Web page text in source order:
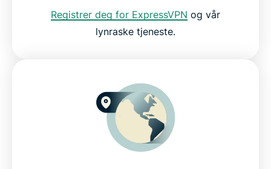
Prøv det beste VPN-et for ABC
Registrer deg for ExpressVPN og vår
lynraske tjeneste.